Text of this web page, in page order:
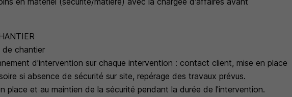
chantier
d'intervention sur chaque intervention : contact client, mise en place
si absence de sécurité sur site, repérage des travaux prévus.
place et au maintien de la sécurité pendant la durée de l'intervention.